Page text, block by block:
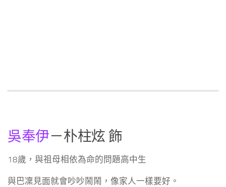
吳奉伊－朴柱炫 飾
18歲，與祖母相依為命的問題高中生
與巴凜見面就會吵吵鬧鬧，像家人一樣要好。